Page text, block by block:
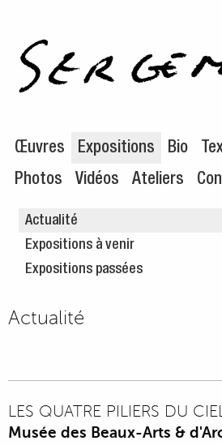
Œuvres Expositions Bio
Photos
Vidéos Ateliers
Actualité
Expositions à venir
Expositions passées
Actualité
LES QUATRE PILIERS DU
Musée des Beaux-Arts &